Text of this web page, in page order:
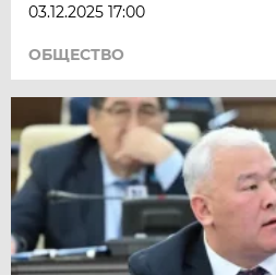
03.12.2025 17:00
ОБЩЕСТВО